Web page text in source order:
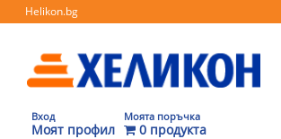
Helikon.bg
Вход
Моят профил
Моята поръчка
0 продукта